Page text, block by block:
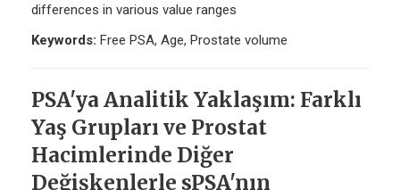
differences in various value ranges
Keywords: Free PSA, Age, Prostate volume
PSA'ya Analitik Yaklaşım: Farklı
Yaş Grupları ve Prostat
Hacimlerinde Diğer
Değişkenlerle sPSA'nın